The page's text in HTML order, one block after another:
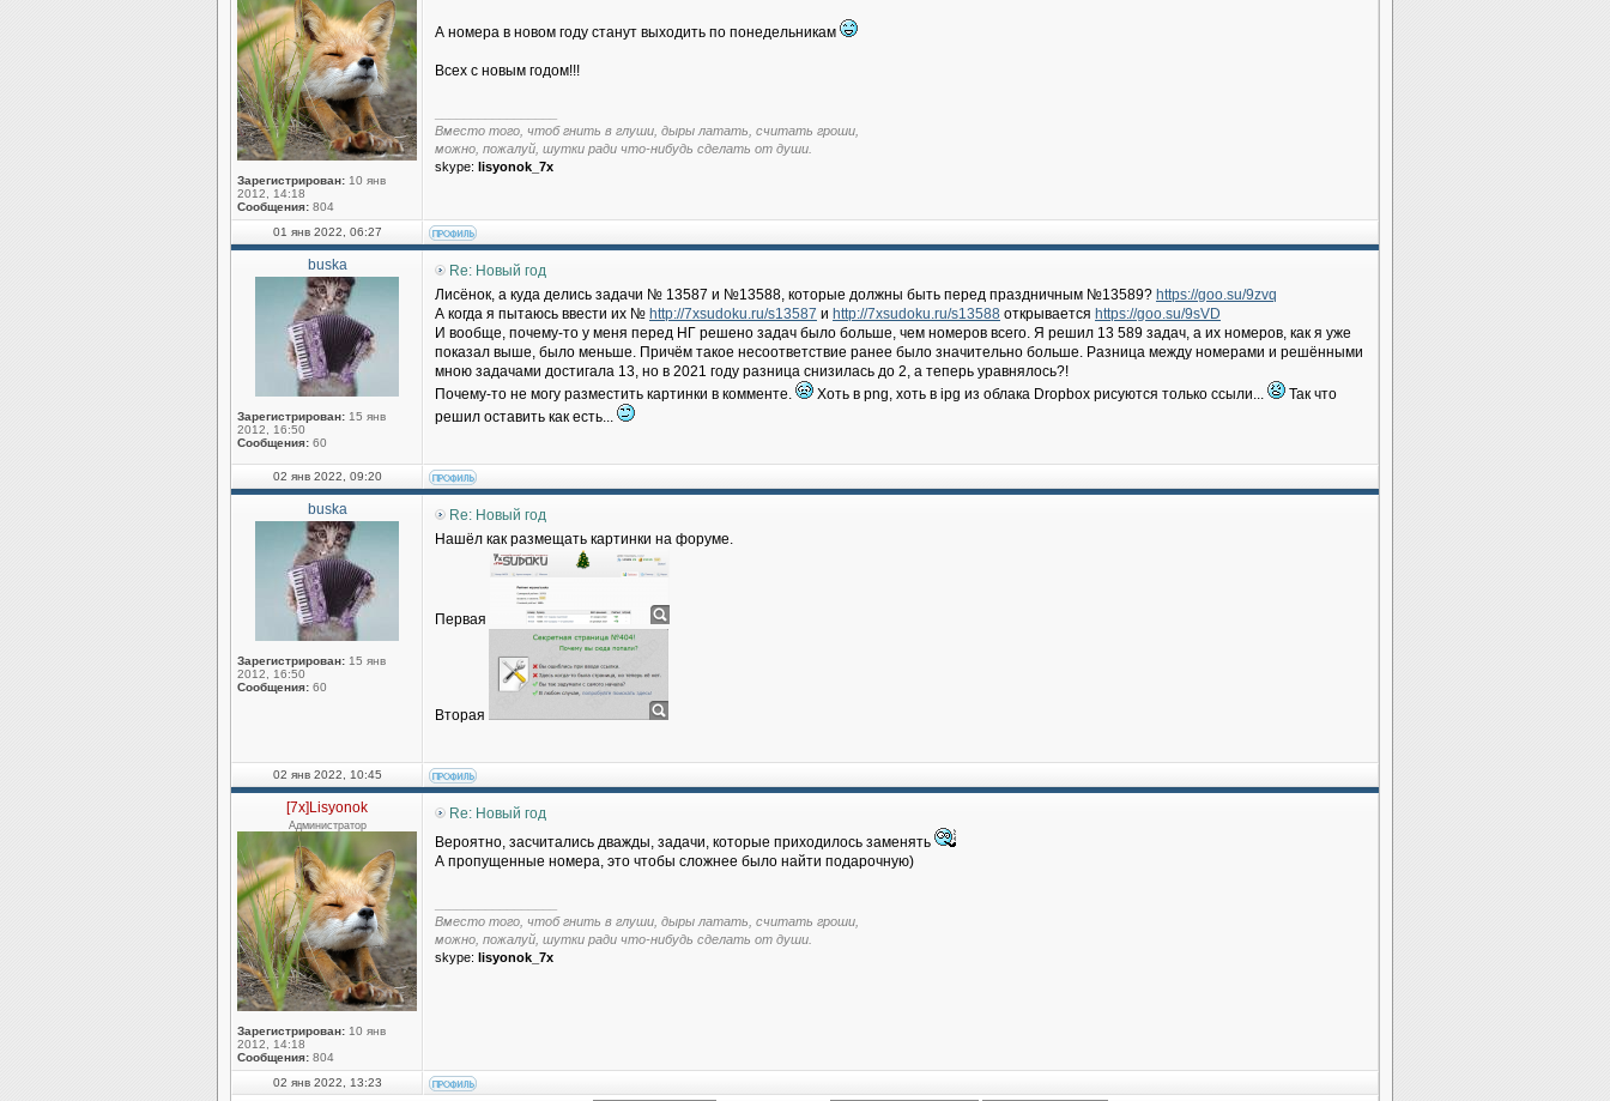
Зарегистрирован: 10 янв
2012, 14:18
Сообщения: 804
А номера в новом году станут выходить по понедельникам
Всех с новым годом!!!
Вместо того, чтоб гнить в глуши, дыры латать, считать гроши,
можно, пожалуй, шутки ради что-нибудь сделать от души.
skype: lisyonok_7x
01 янв 2022, 06:27
buska
Зарегистрирован: 15 янв
2012, 16:50
Сообщения: 60
Re: Новый год
Лисёнок, а куда делись задачи № 13587 и №13588, которые должны быть перед праздничным №13589? https://goo.su/9zvq
А когда я пытаюсь ввести их № http://7xsudoku.ru/s13587 и http://7xsudoku.ru/s13588 открывается https://goo.su/9sVD
И вообще, почему-то у меня перед НГ решено задач было больше, чем номеров всего. Я решил 13 589 задач, а их номеров, как я уже
показал выше, было меньше. Причём такое несоответствие ранее было значительно больше. Разница между номерами и решёнными
мною задачами достигала 13, но в 2021 году разница снизилась до 2, а теперь уравнялось?!
Почему-то не могу разместить картинки в комменте.
Хоть в png, хоть в ipg из облака Dropbox рисуются только ссыли...
Так что
решил оставить как есть...
02 янв 2022, 09:20
buska
Зарегистрирован: 15 янв
2012, 16:50
Сообщения: 60
Re: Новый год
Нашёл как размещать картинки на форуме.
Первая
Вторая
02 янв 2022, 10:45
[7x]Lisyonok
Администратор
Зарегистрирован: 10 янв
2012, 14:18
Сообщения: 804
Re: Новый год
Вероятно, засчитались дважды, задачи, которые приходилось заменять
А пропущенные номера, это чтобы сложнее было найти подарочную)
Вместо того, чтоб гнить в глуши, дыры латать, считать гроши,
можно, пожалуй, шутки ради что-нибудь сделать от души.
skype: lisyonok_7x
02 янв 2022, 13:23